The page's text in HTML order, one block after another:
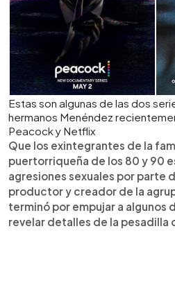
Estas son algunas de las dos
hermanos Menéndez
Peacock y Netflix
Que los exintegrantes de la
puertorriqueña de los 80 y 90
agresiones sexuales por parte
productor y creador de la
terminó por empujar a algunos
revelar detalles de la pesadilla